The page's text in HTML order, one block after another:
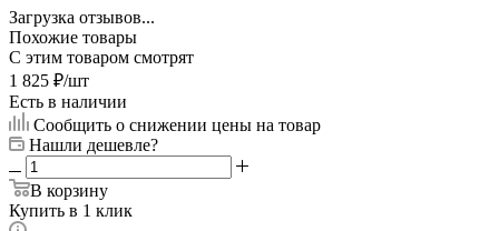
Загрузка отзывов...
Похожие товары
С этим товаром смотрят
1 825 ₽/шт
Есть в наличии
Сообщить о снижении цены на товар
Нашли дешевле?
В корзину
Купить в 1 клик